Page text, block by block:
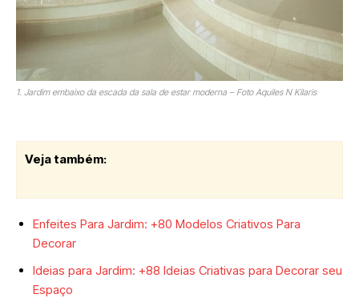
1. Jardim embaixo da escada da sala de estar moderna – Foto Aquiles N Kilaris
Veja também:
Enfeites Para Jardim: +80 Modelos Criativos Para
Decorar
Ideias para Jardim: +88 Ideias Criativas para Decorar seu
Espaço